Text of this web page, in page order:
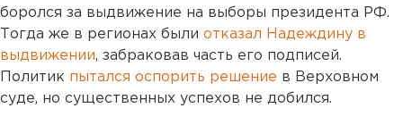
боролся за выдвижение на выборы президента РФ.
Тогда же в регионах были отказал Надеждину в
выдвижении, забраковав часть его подписей.
Политик пытался оспорить решение в Верховном
суде, но существенных успехов не добился.